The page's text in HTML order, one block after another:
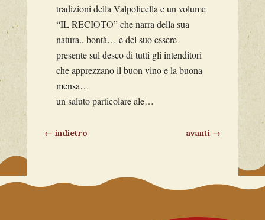
tradizioni della Valpolicella e un volume
“IL RECIOTO” che narra della sua
natura.. bontà… e del suo essere
presente sul desco di tutti gli intenditori
che apprezzano il buon vino e la buona
mensa…
un saluto particolare ale…
← indietro avanti →